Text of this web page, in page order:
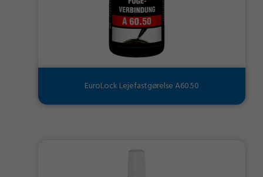
EuroLock Lejefastgørelse A60.50